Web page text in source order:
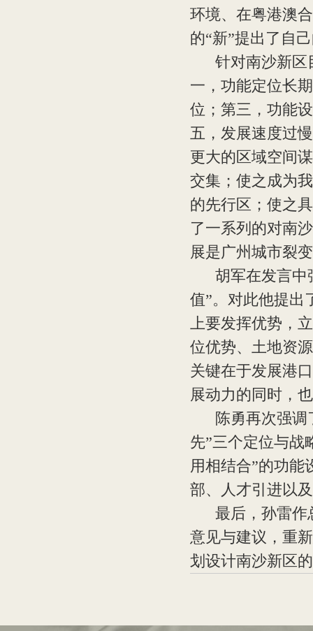
环境、在粤港澳
的“新”提出了自
针对南沙新区
一，功能定位长
位；第三，功能
五，发展速度过
更大的区域空间
交集；使之成为
的先行区；使之
了一系列的对南
展是广州城市裂
胡军在发言中
值”。对此他提出
上要发挥优势，
位优势、土地资
关键在于发展港
展动力的同时，
陈勇再次强调
先”三个定位与战
用相结合”的功能
部、人才引进以
最后，孙雷作
意见与建议，重
划设计南沙新区